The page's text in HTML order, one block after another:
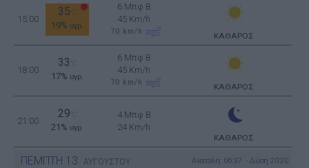
15:00
35
19% υγρ.
6 Μπφ B
45 Km/h
70 km/h ΚΑΘΑΡΟΣ
18:00
33
17% υγρ.
6 Μπφ B
45 Km/h
70 km/h ΚΑΘΑΡΟΣ
21:00
29
21% υγρ.
4 Μπφ B
24 Km/h
ΚΑΘΑΡΟΣ
ΠΕΜΠΤΗ 13 ΑΥΓΟΥΣΤΟΥ Ανατολή: 06:37 - Δύση 20:20